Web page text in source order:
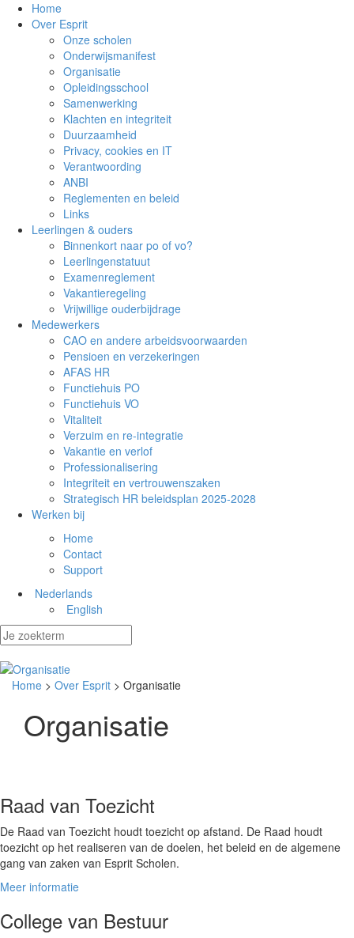
Home
Over Esprit
Onze scholen
Onderwijsmanifest
Organisatie
Opleidingsschool
Samenwerking
Klachten en integriteit
Duurzaamheid
Privacy, cookies en IT
Verantwoording
ANBI
Reglementen en beleid
Links
Leerlingen & ouders
Binnenkort naar po of vo?
Leerlingenstatuut
Examenreglement
Vakantieregeling
Vrijwillige ouderbijdrage
Medewerkers
CAO en andere arbeidsvoorwaarden
Pensioen en verzekeringen
AFAS HR
Functiehuis PO
Functiehuis VO
Vitaliteit
Verzuim en re-integratie
Vakantie en verlof
Professionalisering
Integriteit en vertrouwenszaken
Strategisch HR beleidsplan 2025-2028
Werken bij
Home
Contact
Support
Nederlands
English
Home > Over Esprit > Organisatie
Organisatie
Raad van Toezicht
De Raad van Toezicht houdt toezicht op afstand. De Raad houdt
toezicht op het realiseren van de doelen, het beleid en de algemene
gang van zaken van Esprit Scholen.
Meer informatie
College van Bestuur